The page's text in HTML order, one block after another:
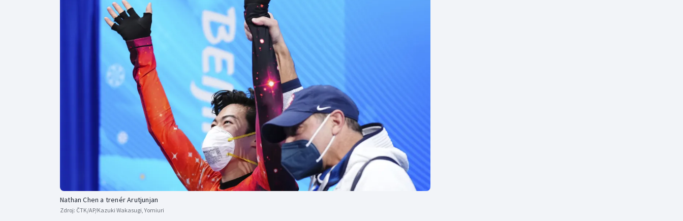
Golf
Gymnastika
Moderní pětiboj
Motorsport
Olympijské hry
Parasport
Plavání
Plážový volejbal
Nathan Chen a trenér Arutjunjan
Zdroj: ČTK/AP/Kazuki Wakasugi, Yomiuri